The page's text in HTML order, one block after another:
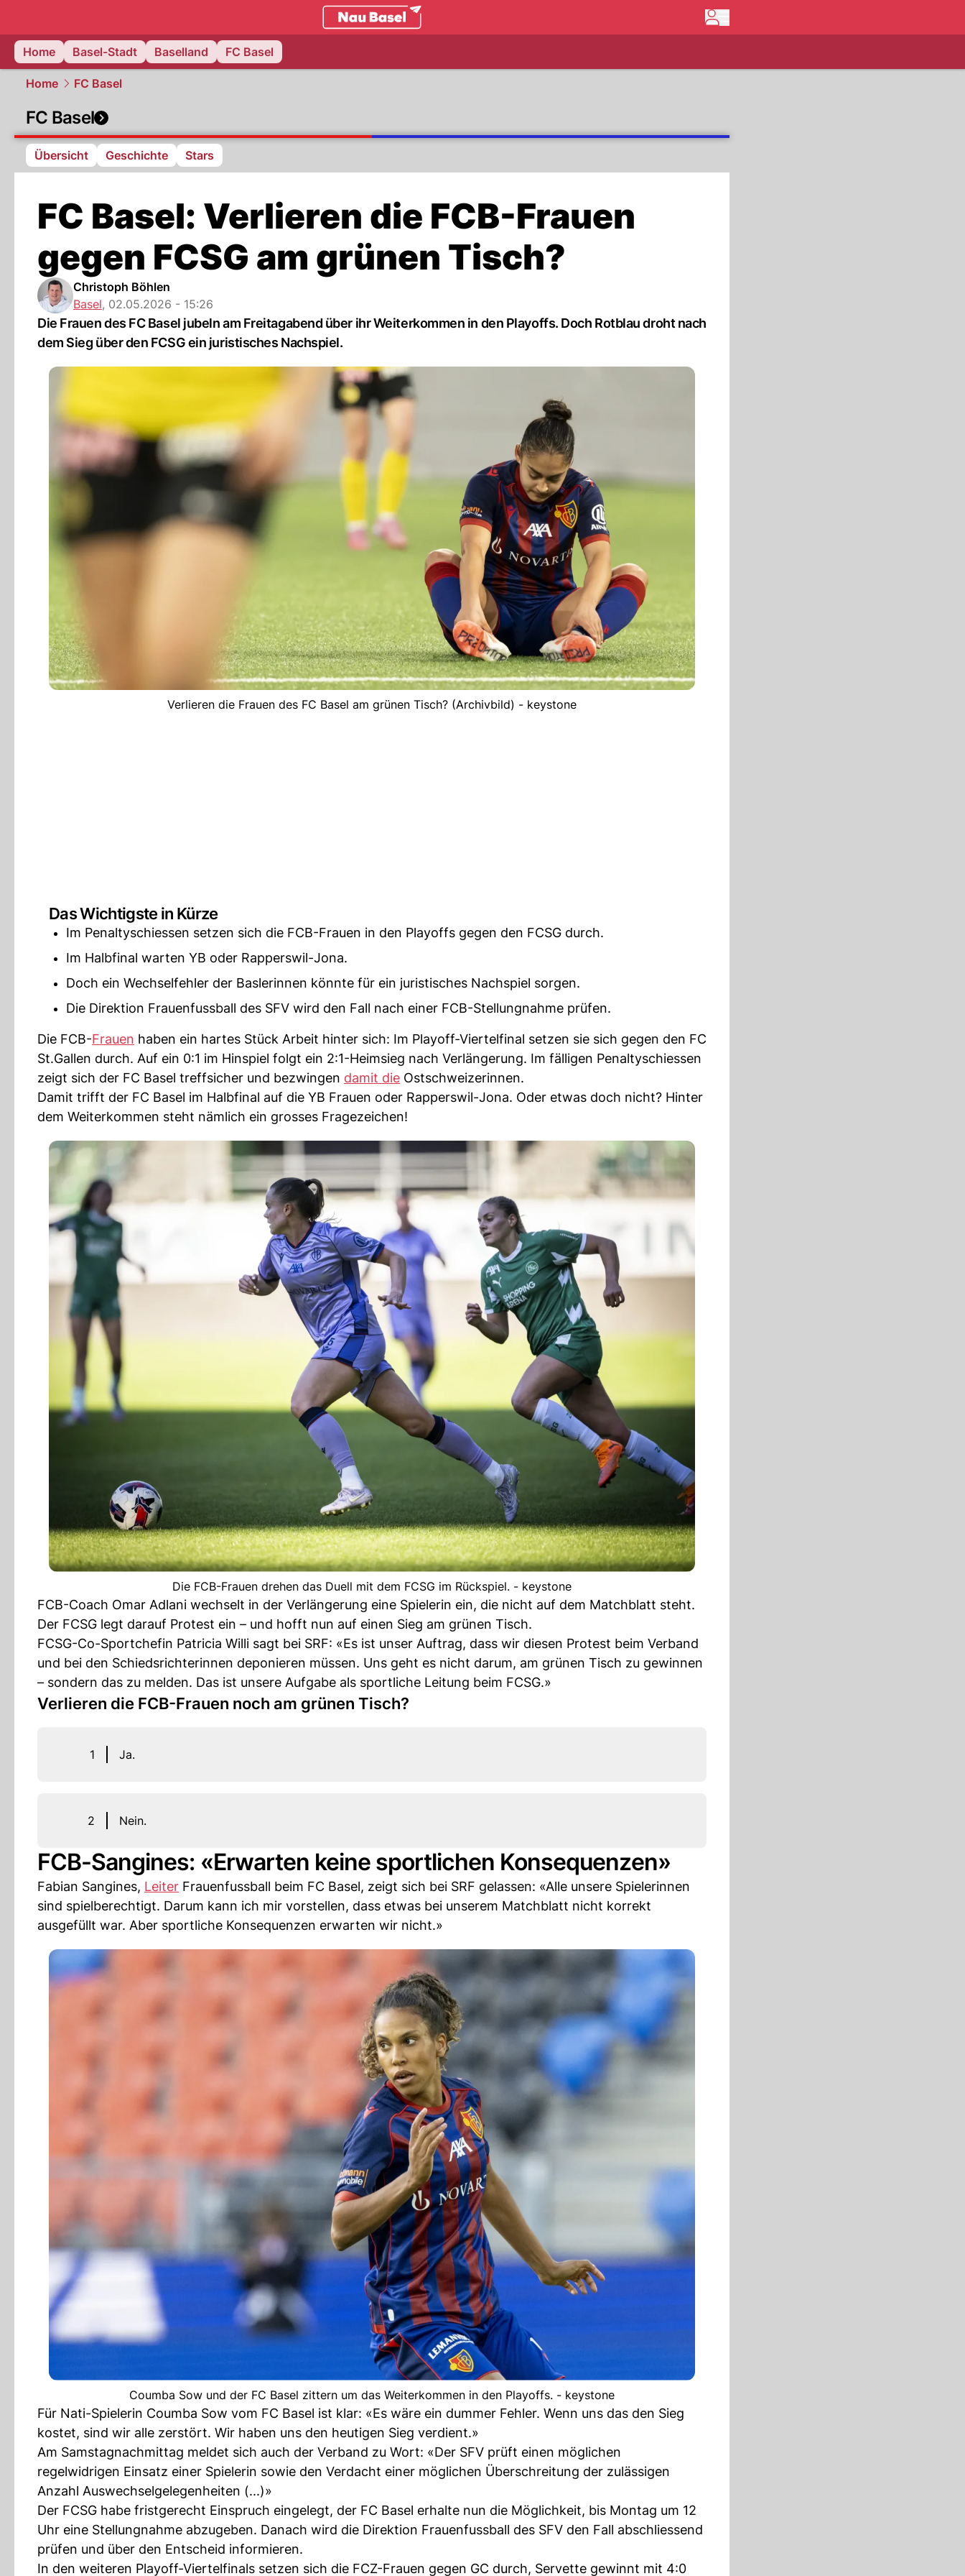
basel.
Home
Basel-Stadt Baselland FC Basel
Home FC Basel
FC Basel
Übersicht Geschichte Stars
FC Basel: Verlieren die FCB-Frauen
gegen FCSG am grünen Tisch?
Christoph Böhlen
Basel, 02.05.2026 - 15:26
Die Frauen des FC Basel jubeln am Freitagabend über ihr Weiterkommen in den Playoffs. Doch Rotblau droht nach
dem Sieg über den FCSG ein juristisches Nachspiel.
Verlieren die Frauen des FC Basel am grünen Tisch? (Archivbild) - keystone
Das Wichtigste in Kürze
Im Penaltyschiessen setzen sich die FCB-Frauen in den Playoffs gegen den FCSG durch.
Im Halbfinal warten YB oder Rapperswil-Jona.
Doch ein Wechselfehler der Baslerinnen könnte für ein juristisches Nachspiel sorgen.
Die Direktion Frauenfussball des SFV wird den Fall nach einer FCB-Stellungnahme prüfen.
Die FCB-Frauen haben ein hartes Stück Arbeit hinter sich: Im Playoff-Viertelfinal setzen sie sich gegen den FC
St.Gallen durch. Auf ein 0:1 im Hinspiel folgt ein 2:1-Heimsieg nach Verlängerung. Im fälligen Penaltyschiessen
zeigt sich der FC Basel treffsicher und bezwingen damit die Ostschweizerinnen.
Damit trifft der FC Basel im Halbfinal auf die YB Frauen oder Rapperswil-Jona. Oder etwas doch nicht? Hinter
dem Weiterkommen steht nämlich ein grosses Fragezeichen!
Die FCB-Frauen drehen das Duell mit dem FCSG im Rückspiel. - keystone
FCB-Coach Omar Adlani wechselt in der Verlängerung eine Spielerin ein, die nicht auf dem Matchblatt steht.
Der FCSG legt darauf Protest ein – und hofft nun auf einen Sieg am grünen Tisch.
FCSG-Co-Sportchefin Patricia Willi sagt bei SRF: «Es ist unser Auftrag, dass wir diesen Protest beim Verband
und bei den Schiedsrichterinnen deponieren müssen. Uns geht es nicht darum, am grünen Tisch zu gewinnen
– sondern das zu melden. Das ist unsere Aufgabe als sportliche Leitung beim FCSG.»
Verlieren die FCB-Frauen noch am grünen Tisch?
1 Ja.
2 Nein.
FCB-Sangines: «Erwarten keine sportlichen Konsequenzen»
Fabian Sangines, Leiter Frauenfussball beim FC Basel, zeigt sich bei SRF gelassen: «Alle unsere Spielerinnen
sind spielberechtigt. Darum kann ich mir vorstellen, dass etwas bei unserem Matchblatt nicht korrekt
ausgefüllt war. Aber sportliche Konsequenzen erwarten wir nicht.»
Coumba Sow und der FC Basel zittern um das Weiterkommen in den Playoffs. - keystone
Für Nati-Spielerin Coumba Sow vom FC Basel ist klar: «Es wäre ein dummer Fehler. Wenn uns das den Sieg
kostet, sind wir alle zerstört. Wir haben uns den heutigen Sieg verdient.»
Am Samstagnachmittag meldet sich auch der Verband zu Wort: «Der SFV prüft einen möglichen
regelwidrigen Einsatz einer Spielerin sowie den Verdacht einer möglichen Überschreitung der zulässigen
Anzahl Auswechselgelegenheiten (...)»
Der FCSG habe fristgerecht Einspruch eingelegt, der FC Basel erhalte nun die Möglichkeit, bis Montag um 12
Uhr eine Stellungnahme abzugeben. Danach wird die Direktion Frauenfussball des SFV den Fall abschliessend
prüfen und über den Entscheid informieren.
In den weiteren Playoff-Viertelfinals setzen sich die FCZ-Frauen gegen GC durch, Servette gewinnt mit 4:0